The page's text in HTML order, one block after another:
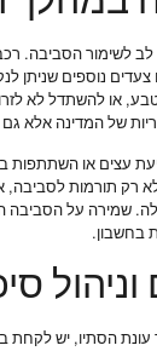
לב לשימור הסביבה.
נוספים שניתן
או להשתדל לא
של המדינה אלא
עצים או השתתפות
רק תורמות לסביבה,
שמירה על הסביבה
בחשבון.
הסתיו, יש לקחת